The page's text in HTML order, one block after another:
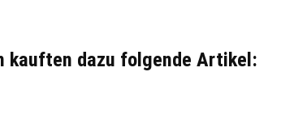
kauften dazu folgende Artikel: